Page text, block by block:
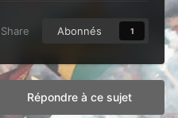
Share Abonnés 1
Répondre à ce sujet